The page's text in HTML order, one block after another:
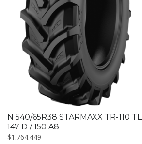
N 540/65R38 STARMAXX TR-110 TL
147 D / 150 A8
$1.764.449